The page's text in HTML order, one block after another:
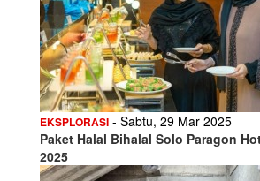
EKSPLORASI - Sabtu, 29 Mar 2025
Paket Halal Bihalal Solo Paragon
2025